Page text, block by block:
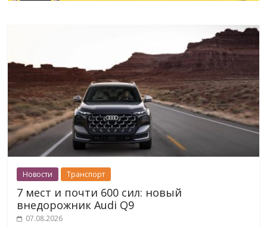
Новости Транспорт
7 мест и почти 600 сил: новый
внедорожник Audi Q9
07.08.2026